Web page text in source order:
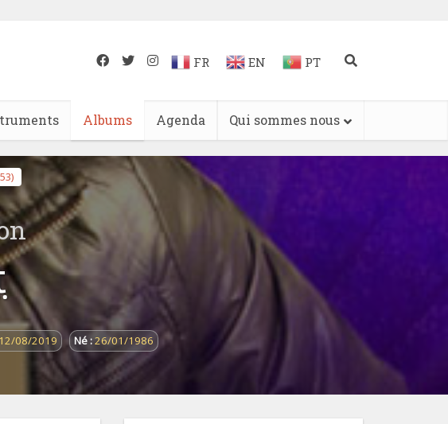
FR EN PT
Albums Agenda Qui sommes nous
12/08/2019 Né :26/01/1986